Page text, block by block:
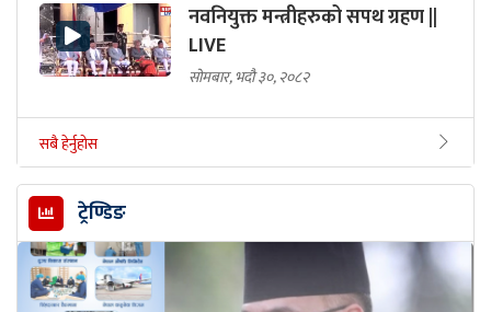
नवनियुक्त मन्त्रीहरुको सपथ ग्रहण ||
LIVE
सोमबार, भदौ ३०, २०८२
सबै हेर्नुहोस
ट्रेण्डिङ